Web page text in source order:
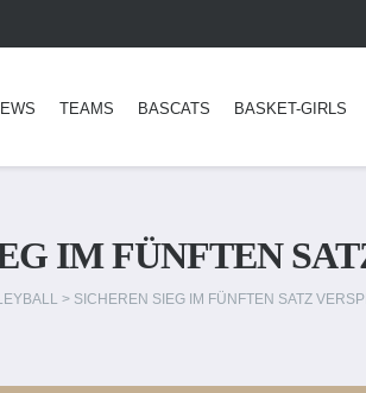
TEAMS BASCATS BASKET-GIRLS
IM FÜNFTEN
> SICHEREN SIEG IM FÜNFTEN SATZ